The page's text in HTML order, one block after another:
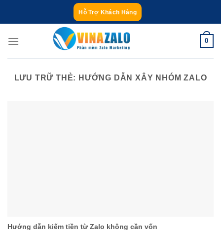
dung
Hỗ Trợ Khách Hàng
0
LƯU TRỮ THẺ: HƯỚNG DẪN XÂY NHÓM ZALO
Hướng dẫn kiếm tiền từ Zalo không cần vốn